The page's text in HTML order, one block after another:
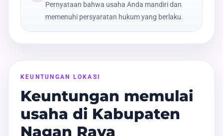
Pernyataan bahwa usaha Anda mandiri dan
memenuhi persyaratan hukum yang berlaku.
KEUNTUNGAN LOKASI
Keuntungan memulai
usaha di Kabupaten
Nagan Raya